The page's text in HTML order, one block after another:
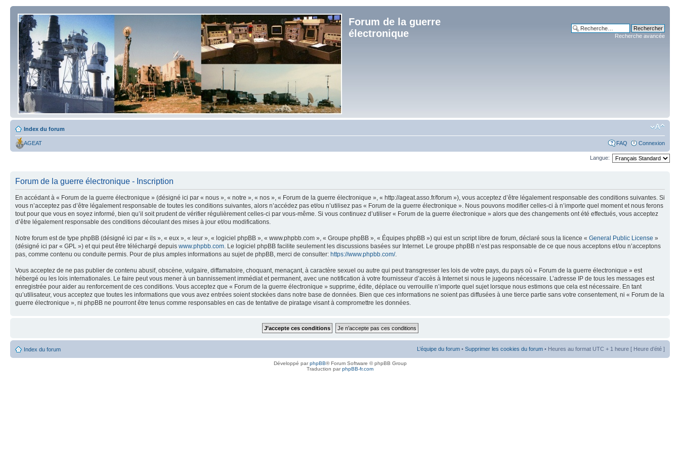
Forum de la guerre
électronique
Recherche avancée
Index du forum
AGEAT FAQ Connexion
Langue:
Forum de la guerre électronique - Inscription
En accédant à « Forum de la guerre électronique » (désigné ici par « nous », « notre », « nos », « Forum de la guerre électronique », « http://ageat.asso.fr/forum »), vous acceptez d’être légalement responsable des conditions suivantes. Si
vous n’acceptez pas d’être légalement responsable de toutes les conditions suivantes, alors n’accédez pas et/ou n’utilisez pas « Forum de la guerre électronique ». Nous pouvons modifier celles-ci à n’importe quel moment et nous ferons
tout pour que vous en soyez informé, bien qu’il soit prudent de vérifier régulièrement celles-ci par vous-même. Si vous continuez d’utiliser « Forum de la guerre électronique » alors que des changements ont été effectués, vous acceptez
d’être légalement responsable des conditions découlant des mises à jour et/ou modifications.
Notre forum est de type phpBB (désigné ici par « ils », « eux », « leur », « logiciel phpBB », « www.phpbb.com », « Groupe phpBB », « Équipes phpBB ») qui est un script libre de forum, déclaré sous la licence « General Public License »
(désigné ici par « GPL ») et qui peut être téléchargé depuis www.phpbb.com . Le logiciel phpBB facilite seulement les discussions basées sur Internet. Le groupe phpBB n’est pas responsable de ce que nous acceptons et/ou n’acceptons
pas, comme contenu ou conduite permis. Pour de plus amples informations au sujet de phpBB, merci de consulter: https://www.phpbb.com/.
Vous acceptez de ne pas publier de contenu abusif, obscène, vulgaire, diffamatoire, choquant, menaçant, à caractère sexuel ou autre qui peut transgresser les lois de votre pays, du pays où « Forum de la guerre électronique » est
hébergé ou les lois internationales. Le faire peut vous mener à un bannissement immédiat et permanent, avec une notification à votre fournisseur d’accès à Internet si nous le jugeons nécessaire. L’adresse IP de tous les messages est
enregistrée pour aider au renforcement de ces conditions. Vous acceptez que « Forum de la guerre électronique » supprime, édite, déplace ou verrouille n’importe quel sujet lorsque nous estimons que cela est nécessaire. En tant
qu’utilisateur, vous acceptez que toutes les informations que vous avez entrées soient stockées dans notre base de données. Bien que ces informations ne soient pas diffusées à une tierce partie sans votre consentement, ni « Forum de la
guerre électronique », ni phpBB ne pourront être tenus comme responsables en cas de tentative de piratage visant à compromettre les données.
Index du forum L’équipe du forum • Supprimer les cookies du forum • Heures au format UTC + 1 heure [ Heure d’été ]
Développé parphpBB® Forum Software © phpBB Group
Traduction parphpBB-fr.com